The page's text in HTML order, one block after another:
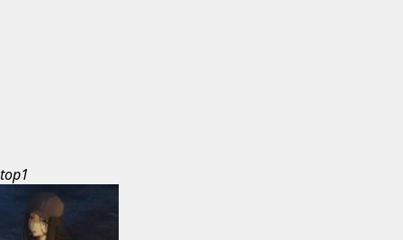
top1